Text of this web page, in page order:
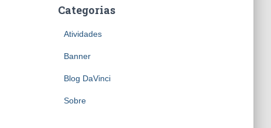
Categorias
Atividades
Banner
Blog DaVinci
Sobre